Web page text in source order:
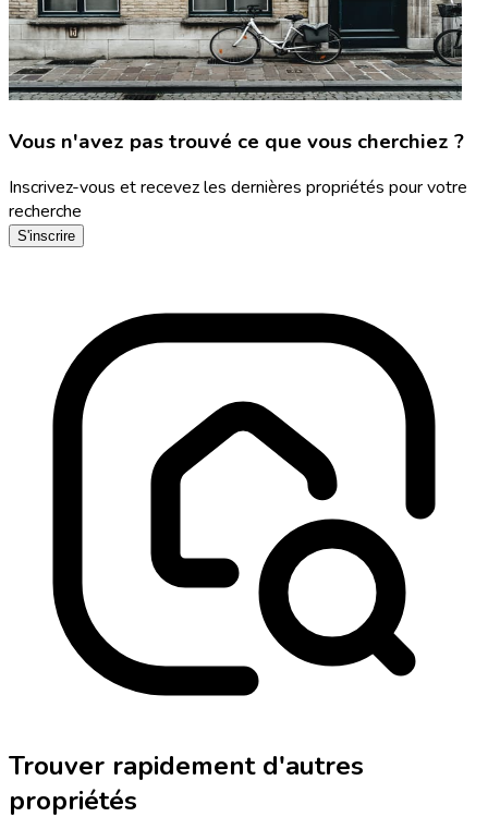
Vous n'avez pas trouvé ce que vous cherchiez ?
Inscrivez-vous et recevez les dernières propriétés pour votre
recherche
S'inscrire
Trouver rapidement d'autres
propriétés